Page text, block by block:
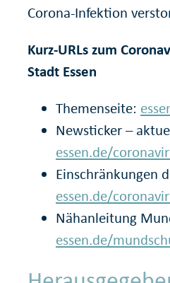
Corona-Infektion
Kurz-URLs zum
Stadt Essen
Themenseite:
Newsticker –
essen.de/
Einschränkungen
essen.de/
Nähanleitung
essen.de/